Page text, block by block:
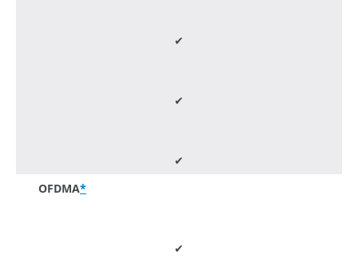
✔
✔
✔
OFDMA*
✔